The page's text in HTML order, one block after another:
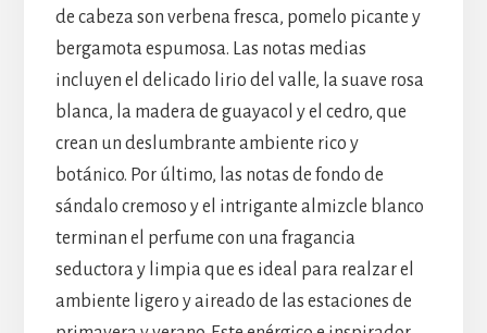
de cabeza son verbena fresca, pomelo picante y
bergamota espumosa. Las notas medias
incluyen el delicado lirio del valle, la suave rosa
blanca, la madera de guayacol y el cedro, que
crean un deslumbrante ambiente rico y
botánico. Por último, las notas de fondo de
sándalo cremoso y el intrigante almizcle blanco
terminan el perfume con una fragancia
seductora y limpia que es ideal para realzar el
ambiente ligero y aireado de las estaciones de